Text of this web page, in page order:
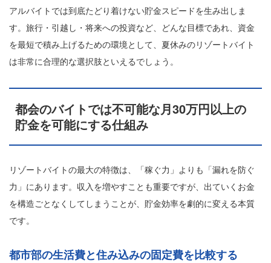
アルバイトでは到底たどり着けない貯金スピードを生み出しま
す。旅行・引越し・将来への投資など、どんな目標であれ、資金
を最短で積み上げるための環境として、夏休みのリゾートバイト
は非常に合理的な選択肢といえるでしょう。
都会のバイトでは不可能な月30万円以上の
貯金を可能にする仕組み
リゾートバイトの最大の特徴は、「稼ぐ力」よりも「漏れを防ぐ
力」にあります。収入を増やすことも重要ですが、出ていくお金
を構造ごとなくしてしまうことが、貯金効率を劇的に変える本質
です。
都市部の生活費と住み込みの固定費を比較する